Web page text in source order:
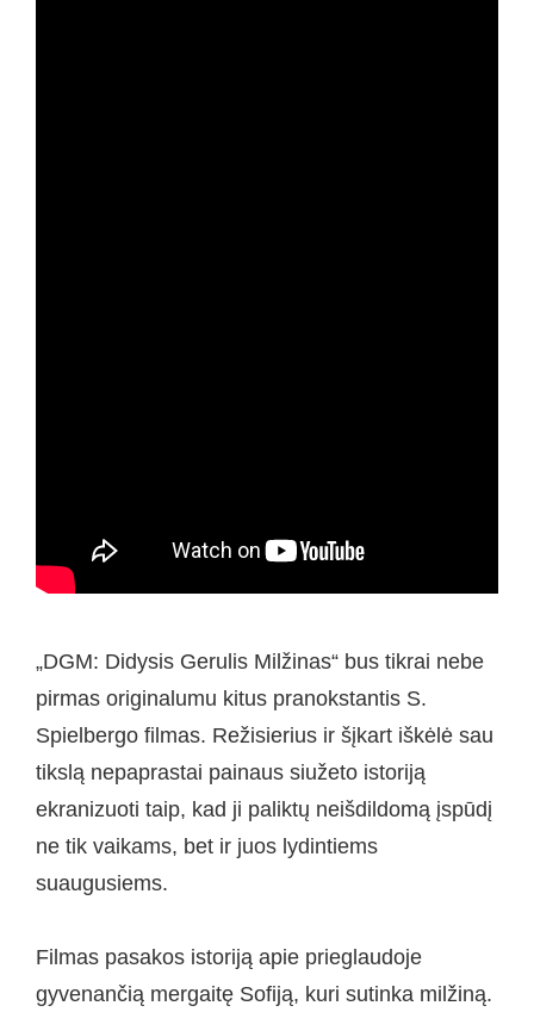
„DGM: Didysis Gerulis Milžinas“ bus tikrai nebe
pirmas originalumu kitus pranokstantis S.
Spielbergo filmas. Režisierius ir šįkart iškėlė sau
tikslą nepaprastai painaus siužeto istoriją
ekranizuoti taip, kad ji paliktų neišdildomą įspūdį
ne tik vaikams, bet ir juos lydintiems
suaugusiems.
Filmas pasakos istoriją apie prieglaudoje
gyvenančią mergaitę Sofiją, kuri sutinka milžiną.